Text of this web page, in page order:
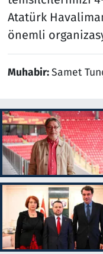
Atatürk
önemli
Muhabir:Samet